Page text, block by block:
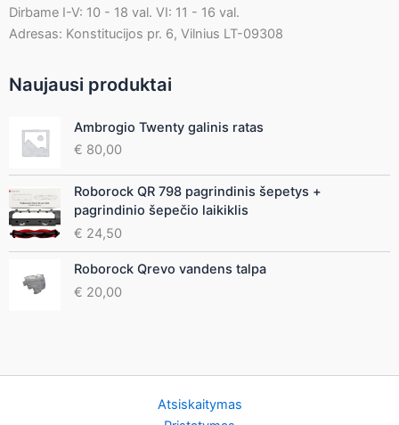
Dirbame I-V: 10 - 18 val. VI: 11 - 16 val.
Adresas: Konstitucijos pr. 6, Vilnius LT-09308
Naujausi produktai
Ambrogio Twenty galinis ratas
€ 80,00
Roborock QR 798 pagrindinis šepetys +
pagrindinio šepečio laikiklis
€ 24,50
Roborock Qrevo vandens talpa
€ 20,00
Atsiskaitymas